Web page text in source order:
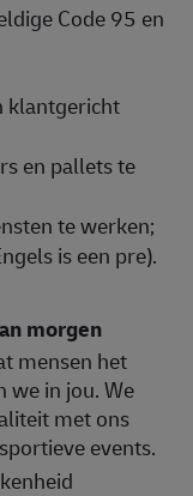
Code 95 en
klantgericht
en pallets te
te werken;
is een pre).
morgen
mensen het
we in jou. We
met ons
events.